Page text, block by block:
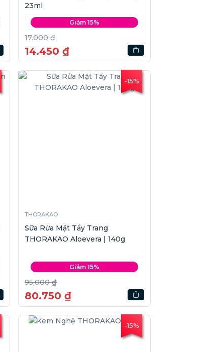
23ml
Giảm 15%
17.000 ₫
14.450 ₫
-15%
THORAKAO
Sữa Rửa Mặt Tẩy Trang
THORAKAO Aloevera | 140g
Giảm 15%
95.000 ₫
80.750 ₫
-15%